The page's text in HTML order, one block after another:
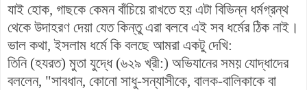
যাই হোক, গাছকে কেমন বাঁচিয়ে রাখতে হয় এটা বিভিন্ন ধর্মগ্রন্থ
থেকে উদাহরণ দেয়া যেত কিন্তু এরা বলবে এই সব ধর্মের ঠিক নাই।
ভাল কথা, ইসলাম ধর্মে কি বলছে আমরা একটু দেখি:
তিনি (হযরত) মুতা যুদ্ধে (৬২৯ খ্রী:) অভিযানের সময় যোদ্ধাদের
বললেন, "সাবধান, কোনো সাধু-সন্যাসীকে, বালক-বালিকাকে বা